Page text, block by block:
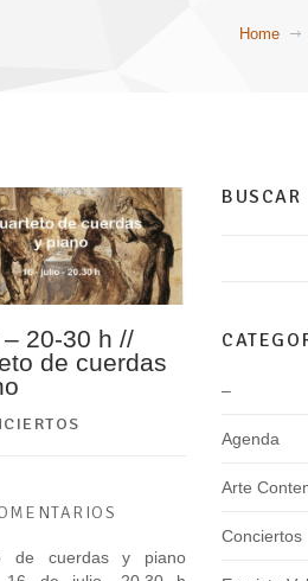
Home
20-30 h //
de cuerdas
de cuerdas y piano
BUSCAR
–
Agenda
Arte
Conciertos